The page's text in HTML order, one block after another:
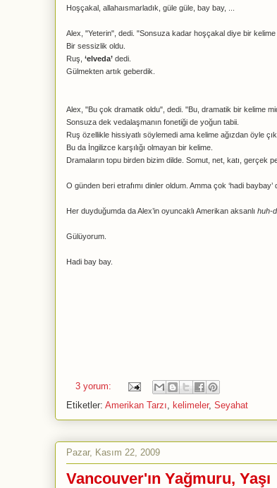
Hoşçakal, allahaısmarladık, güle güle, bay bay, ...
Alex, "Yeterin", dedi. "Sonsuza kadar hoşçakal diye bir
Bir sessizlik oldu.
Ruş, ‘elveda’ dedi.
Gülmekten artık geberdik.
Alex, "Bu çok dramatik oldu", dedi. "Bu, dramatik bir kelime
Sonsuza dek vedalaşmanın fonetiği de yoğun tabii.
Ruş özellikle hissiyatlı söylemedi ama kelime ağızdan öyle
Bu da İngilizce karşılığı olmayan bir kelime.
Dramaların topu birden bizim dilde. Somut, net, katı, gerçek
O günden beri etrafımı dinler oldum. Amma çok ‘hadi baybay’
Her duyduğumda da Alex’in oyuncaklı Amerikan aksanlı huh-
Gülüyorum.
Hadi bay bay.
3 yorum:
Etiketler: Amerikan Tarzı, kelimeler, Seyahat
Pazar, Kasım 22, 2009
Vancouver'ın Yağmuru, Yaşı